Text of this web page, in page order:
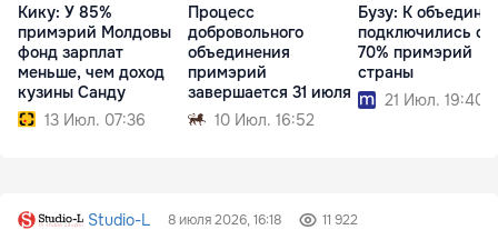
Кику: У 85%
примэрий Молдовы
фонд зарплат
меньше, чем доход
кузины Санду
13 Июл. 07:36
Процесс
добровольного
объединения
примэрий
завершается 31 июля
10 Июл. 16:52
Бузу: К
подключились
70% примэрий
страны
21 Июл. 19:40
Studio-L 8 июля 2026, 16:18 11 922